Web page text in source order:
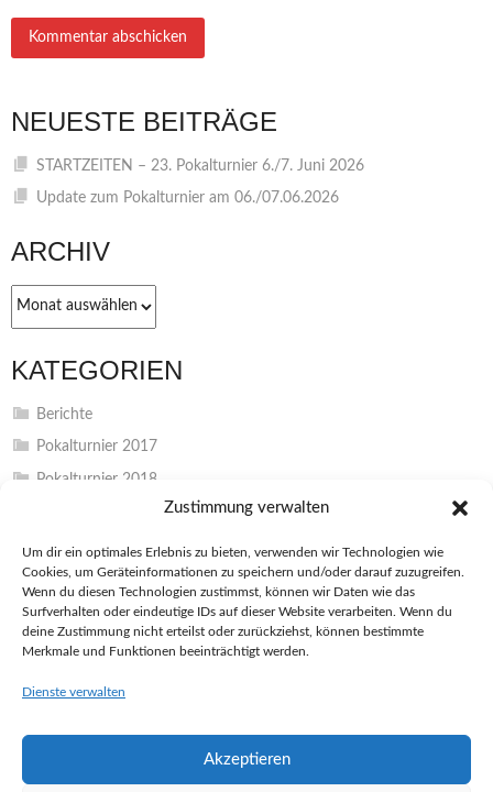
Zustimmung verwalten
Um dir ein optimales Erlebnis zu bieten, verwenden wir Technologien wie
Cookies, um Geräteinformationen zu speichern und/oder darauf zuzugreifen.
Wenn du diesen Technologien zustimmst, können wir Daten wie das
Surfverhalten oder eindeutige IDs auf dieser Website verarbeiten. Wenn du
deine Zustimmung nicht erteilst oder zurückziehst, können bestimmte
Merkmale und Funktionen beeinträchtigt werden.
Dienste verwalten
Akzeptieren
NEUESTE BEITRÄGE
STARTZEITEN – 23. Pokalturnier 6./7. Juni 2026
Update zum Pokalturnier am 06./07.06.2026
ARCHIV
Archiv
KATEGORIEN
Berichte
Pokalturnier 2017
Pokalturnier 2018
Pokalturnier 2022
Pokalturnier 2023
Pokalturnier 2024
Unkategorisiert